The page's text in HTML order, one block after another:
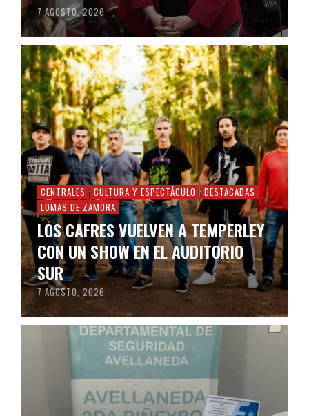
7 AGOSTO, 2026
CENTRALES CULTURA Y ESPECTÁCULO
DESTACADAS
LOMAS DE ZAMORA
LOS CAFRES VUELVEN A TEMPERLEY
CON UN SHOW EN EL AUDITORIO
SUR
7 AGOSTO, 2026